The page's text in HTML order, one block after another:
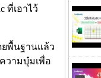
ที่เอาไว้
ยพื้นฐานแล้ว
วามบุ๋มเพื่อ